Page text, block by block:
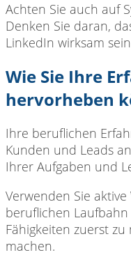
Achten Sie auch auf
Denken Sie daran,
LinkedIn wirksam
Wie Sie Ihre
hervorheben
Ihre beruflichen
Kunden und Leads
Ihrer Aufgaben und
Verwenden Sie aktive
beruflichen
Fähigkeiten zuerst
machen.